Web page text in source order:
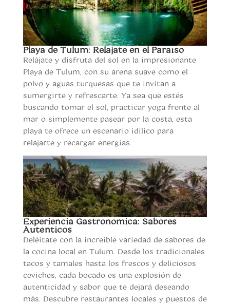
Playa de Tulum: Relájate en el Paraíso
Relájate y disfruta del sol en la impresionante
Playa de Tulum, con su arena suave como el
polvo y aguas turquesas que te invitan a
sumergirte y refrescarte. Ya sea que estés
buscando tomar el sol, practicar yoga frente al
mar o simplemente pasear por la costa, esta
playa te ofrece un escenario idílico para
relajarte y recargar energías.
Experiencia Gastronómica: Sabores
Auténticos
Deléitate con la increíble variedad de sabores de
la cocina local en Tulum. Desde los tradicionales
tacos y tamales hasta los frescos y deliciosos
ceviches, cada bocado es una explosión de
autenticidad y sabor que te dejará deseando
más. Descubre restaurantes locales y puestos de